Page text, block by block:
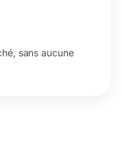
sans aucune